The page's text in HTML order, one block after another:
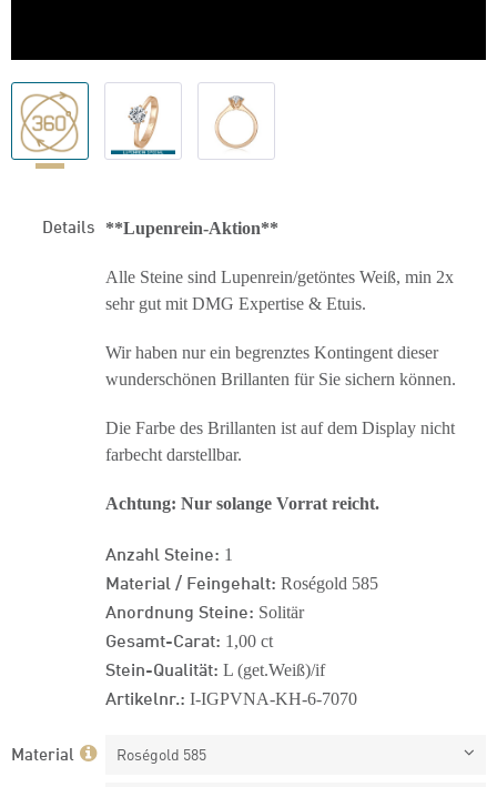
Details **Lupenrein-Aktion**
Alle Steine sind Lupenrein/getöntes Weiß, min 2x
sehr gut mit DMG Expertise & Etuis.
Wir haben nur ein begrenztes Kontingent dieser
wunderschönen Brillanten für Sie sichern können.
Die Farbe des Brillanten ist auf dem Display nicht
farbecht darstellbar.
Achtung: Nur solange Vorrat reicht.
Anzahl Steine: 1
Material / Feingehalt: Roségold 585
Anordnung Steine: Solitär
Gesamt-Carat: 1,00 ct
Stein-Qualität: L (get.Weiß)/if
Artikelnr.: I-IGPVNA-KH-6-7070
Material Roségold 585